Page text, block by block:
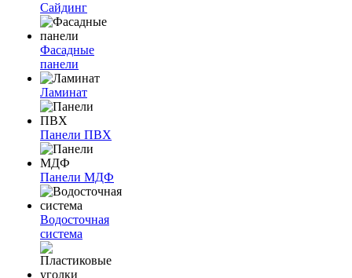
Сайдинг
Фасадные
панели
Ламинат
Панели ПВХ
Панели МДФ
Водосточная
система